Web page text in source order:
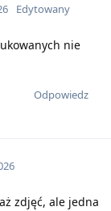
Edytowany
nie
Odpowiedz
zdjęć, ale jedna